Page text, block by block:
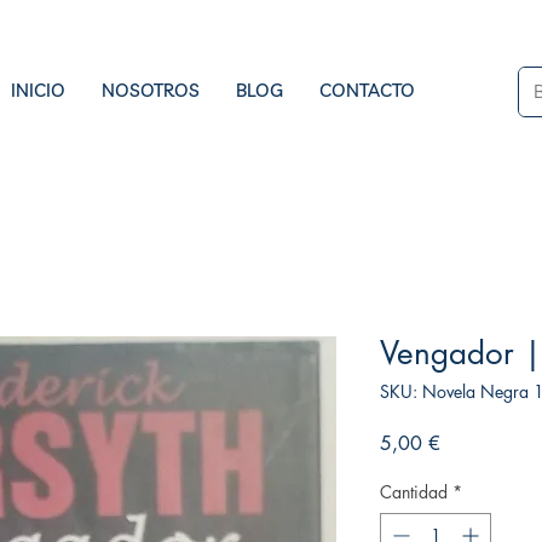
INICIO NOSOTROS BLOG CONTACTO
Vengador
SKU: Novela Negra
5,00 €
Cantidad *